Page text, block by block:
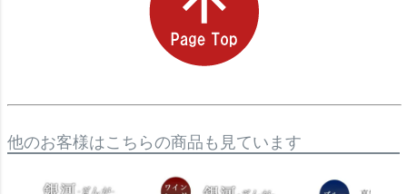
他のお客様はこちらの商品も見ています